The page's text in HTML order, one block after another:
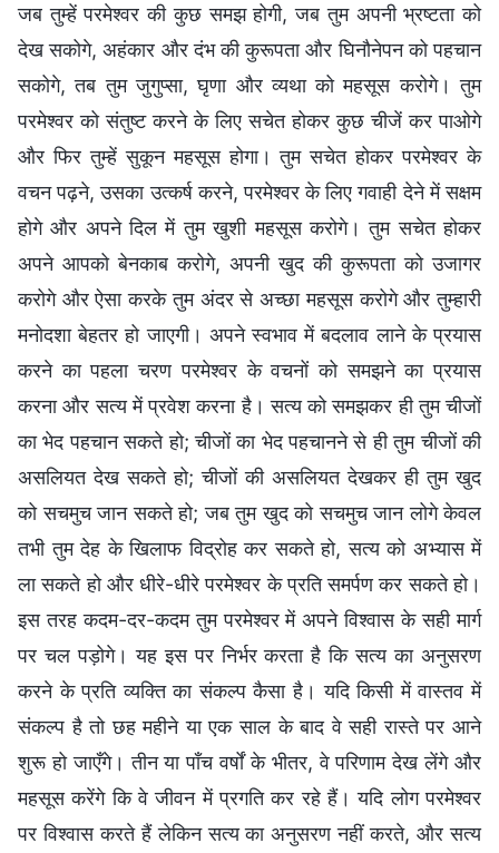
जब तुम्हें परमेश्वर की कुछ समझ होगी, जब तुम अपनी भ्रष्टता को
देख सकोगे, अहंकार और दंभ की कुरूपता और घिनौनेपन को पहचान
सकोगे, तब तुम जुगुप्सा, घृणा और व्यथा को महसूस करोगे। तुम
परमेश्वर को संतुष्ट करने के लिए सचेत होकर कुछ चीजें कर पाओगे
और फिर तुम्हें सुकून महसूस होगा। तुम सचेत होकर परमेश्वर के
वचन पढ़ने, उसका उत्कर्ष करने, परमेश्वर के लिए गवाही देने में सक्षम
होगे और अपने दिल में तुम खुशी महसूस करोगे। तुम सचेत होकर
अपने आपको बेनकाब करोगे, अपनी खुद की कुरूपता को उजागर
करोगे और ऐसा करके तुम अंदर से अच्छा महसूस करोगे और तुम्हारी
मनोदशा बेहतर हो जाएगी। अपने स्वभाव में बदलाव लाने के प्रयास
करने का पहला चरण परमेश्वर के वचनों को समझने का प्रयास
करना और सत्य में प्रवेश करना है। सत्य को समझकर ही तुम चीजों
का भेद पहचान सकते हो; चीजों का भेद पहचानने से ही तुम चीजों की
असलियत देख सकते हो; चीजों की असलियत देखकर ही तुम खुद
को सचमुच जान सकते हो; जब तुम खुद को सचमुच जान लोगे केवल
तभी तुम देह के खिलाफ विद्रोह कर सकते हो, सत्य को अभ्यास में
ला सकते हो और धीरे-धीरे परमेश्वर के प्रति समर्पण कर सकते हो।
इस तरह कदम-दर-कदम तुम परमेश्वर में अपने विश्वास के सही मार्ग
पर चल पड़ोगे। यह इस पर निर्भर करता है कि सत्य का अनुसरण
करने के प्रति व्यक्ति का संकल्प कैसा है। यदि किसी में वास्तव में
संकल्प है तो छह महीने या एक साल के बाद वे सही रास्ते पर आने
शुरू हो जाएँगे। तीन या पाँच वर्षों के भीतर, वे परिणाम देख लेंगे और
महसूस करेंगे कि वे जीवन में प्रगति कर रहे हैं। यदि लोग परमेश्वर
पर विश्वास करते हैं लेकिन सत्य का अनुसरण नहीं करते, और सत्य